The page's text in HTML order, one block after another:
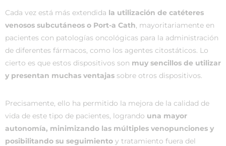
Cada vez está más extendida la utilización de catéteres
venosos subcutáneos o Port-a Cath, mayoritariamente en
pacientes con patologías oncológicas para la administración
de diferentes fármacos, como los agentes citostáticos. Lo
cierto es que estos dispositivos son muy sencillos de utilizar
y presentan muchas ventajas sobre otros dispositivos.
Precisamente, ello ha permitido la mejora de la calidad de
vida de este tipo de pacientes, logrando una mayor
autonomía, minimizando las múltiples venopunciones y
posibilitando su seguimiento y tratamiento fuera del